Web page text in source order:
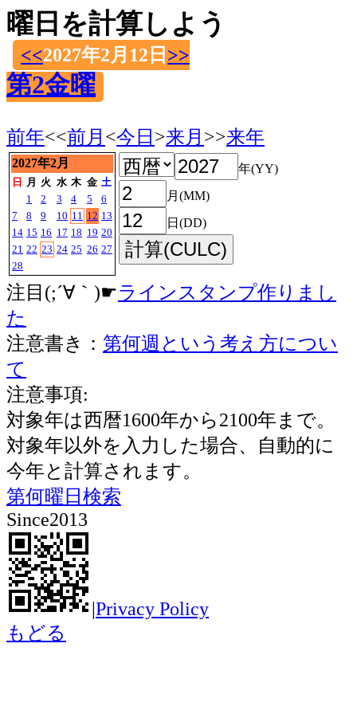
曜日を計算しよう
<<2027年2月12日 >>
第2金曜
前年<<前月 <今日 >来月 >>来年
2027年2月
日 月 火 水 木 金 土
1
2 3 4 5
6
7
8 9 10 11 12 13
14 15 16 17 18 19 20
21 22 23 24 25 26 27
28
年(YY)
月(MM)
日(DD)
注目(;´∀｀)☛ラインスタンプ作りまし
た
注意書き： 第何週という考え方につい
て
注意事項:
対象年は西暦1600年から2100年まで。
対象年以外を入力した場合、自動的に
今年と計算されます。
第何曜日検索
Since2013
|Privacy Policy
もどる